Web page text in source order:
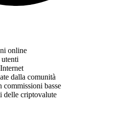
online
dalla comunità
commissioni basse
delle criptovalute